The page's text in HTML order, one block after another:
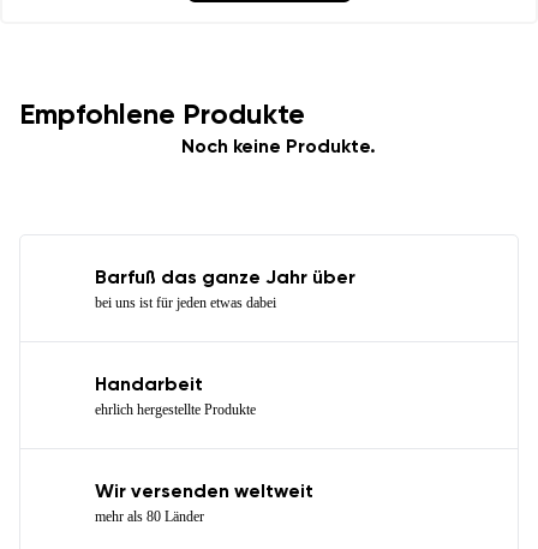
Empfohlene Produkte
Noch keine Produkte.
Barfuß das ganze Jahr über
bei uns ist für jeden etwas dabei
Handarbeit
ehrlich hergestellte Produkte
Wir versenden weltweit
mehr als 80 Länder